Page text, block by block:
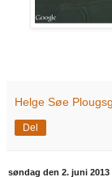
Helge Søe
Del
søndag den 2. juni 2013